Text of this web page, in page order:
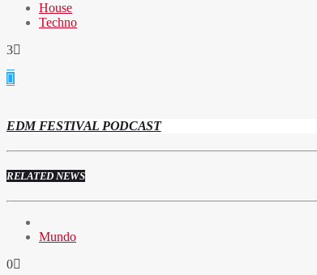
House
Techno
3
EDM FESTIVAL PODCAST
RELATED NEWS
Mundo
0